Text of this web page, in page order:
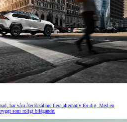
har våra återförsäljare flera alternativ för dig. Med en
som roligt bilägande.